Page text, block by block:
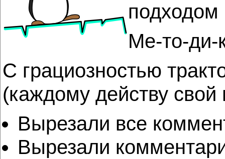
подходом
Ме-то-
С грациозностью
(каждому действу
Вырезали все
Вырезали